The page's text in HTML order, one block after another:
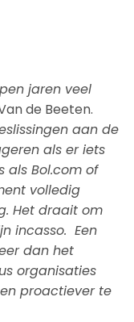
jaren veel
de Beeten.
aan de
als er iets
als Bol.com of
volledig
Het draait om
incasso. Een
dan het
organisaties
proactiever te